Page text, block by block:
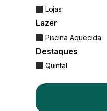
Lojas
Lazer
Piscina Aquecida
Destaques
Quintal